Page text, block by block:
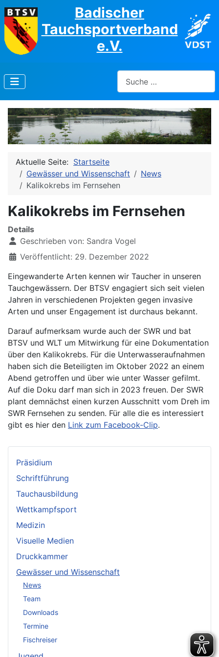
Badischer
Tauchsportverband
e.V.
Präsidium
Schriftführung
Tauchausbildung
Wettkampfsport
Medizin
Visuelle Medien
Druckkammer
Gewässer und Wissenschaft
News
Team
Downloads
Termine
Fischreiser
Aktuelle Seite: Startseite
Gewässer und Wissenschaft
News
Kalikokrebs im Fernsehen
Kalikokrebs im Fernsehen
Details
Geschrieben von: Sandra Vogel
Veröffentlicht: 29. Dezember 2022
Eingewanderte Arten kennen wir Taucher in unseren
Tauchgewässern. Der BTSV engagiert sich seit vielen
Jahren in verschiedenen Projekten gegen invasive
Arten und unser Engagement ist durchaus bekannt.
Darauf aufmerksam wurde auch der SWR und bat
BTSV und WLT um Mitwirkung für eine Dokumentation
über den Kalikokrebs. Für die Unterwasseraufnahmen
haben sich die Beteiligten im Oktober 2022 an einem
Abend getroffen und über wie unter Wasser gefilmt.
Auf die Doku darf man sich in 2023 freuen. Der SWR
plant demnächst einen kurzen Ausschnitt vom Dreh im
SWR Fernsehen zu senden. Für alle die es interessiert
gibt es hier den Link zum Facebook-Clip.